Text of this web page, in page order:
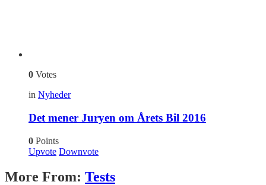
0 Votes
in Nyheder
Det mener Juryen om Årets Bil 2016
0 Points
Upvote Downvote
More From: Tests